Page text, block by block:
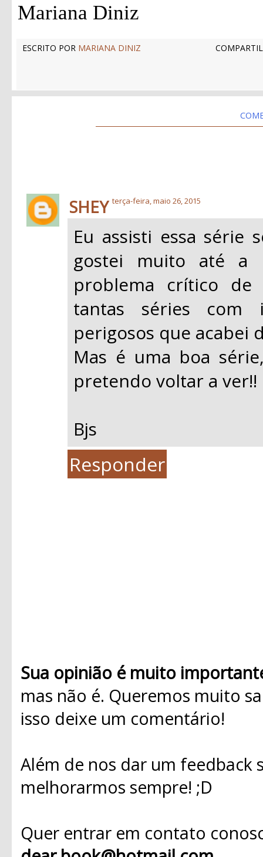
Mariana Diniz
ESCRITO POR MARIANA DINIZ
SHEY terça-feira, maio 26, 2015
Eu assisti essa série
gostei muito até a
problema crítico
tantas séries com
perigosos que acabei
Mas é uma boa
pretendo voltar a ver!!
Bjs
Responder
Sua opinião é muito
mas não é. Queremos muito
isso deixe um comentário!
Além de nos dar um
melhorarmos sempre! ;D
Quer entrar em contato